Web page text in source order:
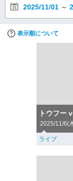
2025/11/01 ～
表示順について
トウフー
2025/11/6(
ライブ